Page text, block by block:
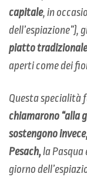
capitale, in
dell’espiazione”),
piatto tradizionale
aperti come dei
Questa specialità
chiamarono “alla
sostengono
Pesach,la Pasqua
giorno